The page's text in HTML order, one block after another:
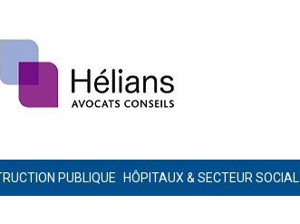
PUBLIQUE HÔPITAUX & SECTEUR SOCIAL